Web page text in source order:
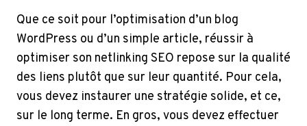
Que ce soit pour l’optimisation d’un blog
WordPress ou d’un simple article, réussir à
optimiser son netlinking SEO repose sur la qualité
des liens plutôt que sur leur quantité. Pour cela,
vous devez instaurer une stratégie solide, et ce,
sur le long terme. En gros, vous devez effectuer